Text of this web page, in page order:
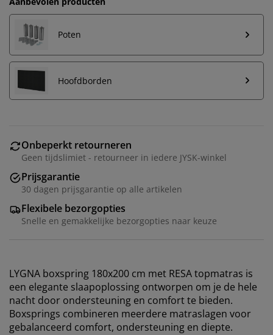
Poten
Hoofdborden
Onbeperkt retourneren
Geen tijdslimiet - retourneer in iedere JYSK-winkel
Prijsgarantie
30 dagen prijsgarantie op alle artikelen
Flexibele bezorgopties
Snelle en gemakkelijke bezorgopties naar keuze
LYGNA boxspring 180x200 cm met RESA topmatras is
een elegante slaapoplossing ontworpen om je de hele
nacht door ondersteuning en comfort te bieden.
Boxsprings combineren meerdere matraslagen voor
gebalanceerd comfort, ondersteuning en diepte.